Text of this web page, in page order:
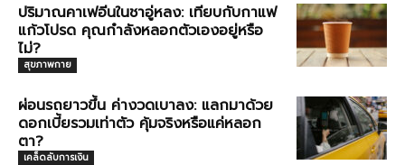
ปริมาณคาเฟอีนในชาอู่หลง: เทียบกับกาแฟ
แก้วโปรด คุณกำลังหลอกตัวเองอยู่หรือ
ไม่?
สุขภาพกาย
ผ่อนรถยาวขึ้น ค่างวดเบาลง: แลกมาด้วย
ดอกเบี้ยรวมเท่าตัว คุ้มจริงหรือแค่หลอก
ตา?
เคล็ดลับการเงิน